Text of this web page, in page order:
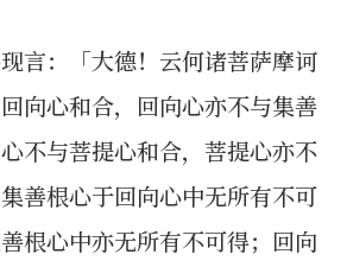
言：「大德！云何诸菩萨摩诃
向心和合，回向心亦不与集善
不与菩提心和合，菩提心亦不
善根心于回向心中无所有不可
根心中亦无所有不可得；回向